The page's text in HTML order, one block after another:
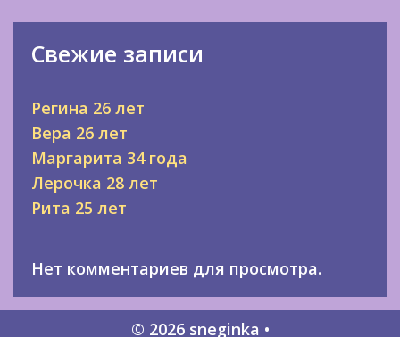
Свежие записи
Регина 26 лет
Вера 26 лет
Маргарита 34 года
Лерочка 28 лет
Рита 25 лет
Нет комментариев для просмотра.
© 2026 sneginka •